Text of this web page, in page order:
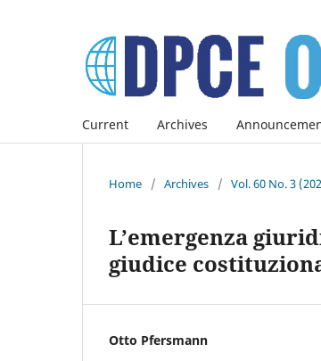
Current Archives
Home / Archives / Vol. 60 No. 3
L’emergenza
giudice
Otto Pfersmann